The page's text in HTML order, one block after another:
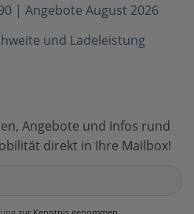
| Angebote August 2026
und Ladeleistung
Angebote und Infos rund
direkt in Ihre Mailbox!